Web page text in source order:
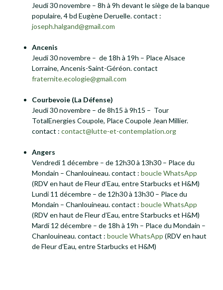
Jeudi 30 novembre – 8h à 9h devant le siège de la banque
populaire, 4 bd Eugène Deruelle. contact :
joseph.halgand@gmail.com
Ancenis
Jeudi 30 novembre – de 18h à 19h – Place Alsace
Lorraine, Ancenis-Saint-Géréon. contact
fraternite.ecologie@gmail.com
Courbevoie (La Défense)
Jeudi 30 novembre – de 8h15 à 9h15 – Tour
TotalEnergies Coupole, Place Coupole Jean Millier.
contact : contact@lutte-et-contemplation.org
Angers
Vendredi 1 décembre – de 12h30 à 13h30 – Place du
Mondain – Chanlouineau. contact : boucle WhatsApp
(RDV en haut de Fleur d’Eau, entre Starbucks et H&M)
Lundi 11 décembre – de 12h30 à 13h30 – Place du
Mondain – Chanlouineau. contact : boucle WhatsApp
(RDV en haut de Fleur d’Eau, entre Starbucks et H&M)
Mardi 12 décembre – de 18h à 19h – Place du Mondain –
Chanlouineau. contact : boucle WhatsApp (RDV en haut
de Fleur d’Eau, entre Starbucks et H&M)